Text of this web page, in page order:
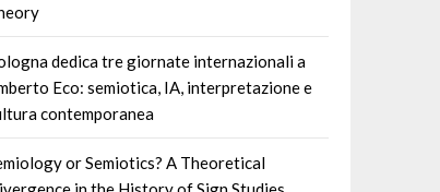
dedica tre giornate internazionali a
Eco: semiotica, IA, interpretazione e
contemporanea
or Semiotics? A Theoretical